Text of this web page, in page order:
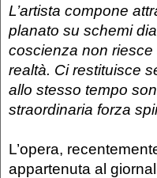
L’artista compone
planato su schemi
coscienza non
realtà. Ci restituisce
allo stesso tempo
straordinaria forza
L’opera,
appartenuta al